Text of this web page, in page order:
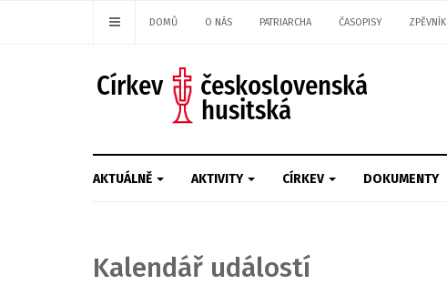
DOMŮ O NÁS PATRIARCHA ČASOPISY ZPĚVNÍK
AKTUÁLNĚ AKTIVITY CÍRKEV DOKUMENTY
Kalendář událostí